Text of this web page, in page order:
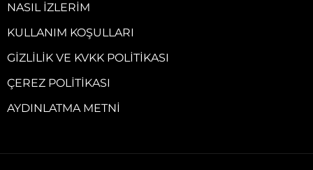
NASIL İZLERIM
KULLANIM KOŞULLARI
GIZLILIK VE KVKK POLITIKASI
ÇEREZ POLITIKASI
AYDINLATMA METNI